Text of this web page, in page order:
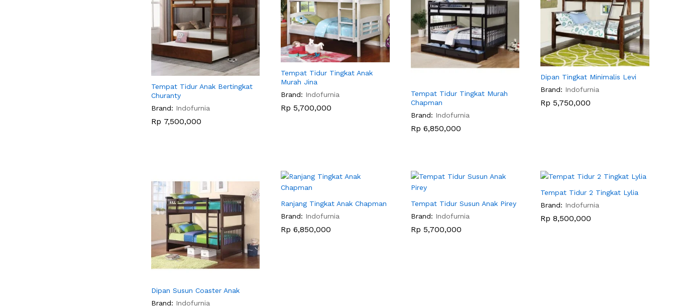
Tempat Tidur Anak Bertingkat
Churanty
Brand: Indofurnia
Rp 7,500,000
Rp 7,500,000
Tempat Tidur Tingkat Anak
Murah Jina
Brand: Indofurnia
Rp 5,700,000
Rp 5,700,000
Tempat Tidur Tingkat Murah
Chapman
Brand: Indofurnia
Rp 6,850,000
Rp 6,850,000
Dipan Tingkat Minimalis Levi
Brand: Indofurnia
Rp 5,750,000
Rp 5,750,000
Dipan Susun Coaster Anak
Brand: Indofurnia
Ranjang Tingkat Anak Chapman
Brand: Indofurnia
Rp 6,850,000
Rp 6,850,000
Tempat Tidur Susun Anak Pirey
Brand: Indofurnia
Rp 5,700,000
Rp 5,700,000
Tempat Tidur 2 Tingkat Lylia
Brand: Indofurnia
Rp 8,500,000
Rp 8,500,000